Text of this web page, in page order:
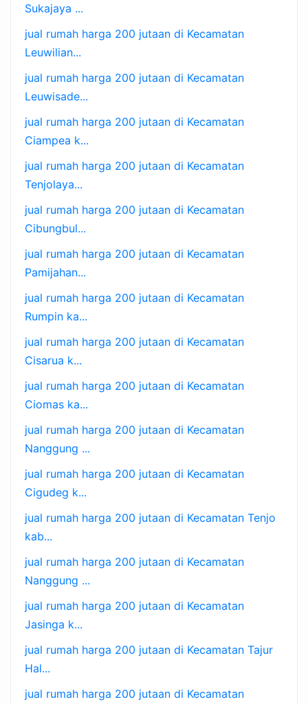
Sukajaya ...
jual rumah harga 200 jutaan di Kecamatan
Leuwilian...
jual rumah harga 200 jutaan di Kecamatan
Leuwisade...
jual rumah harga 200 jutaan di Kecamatan
Ciampea k...
jual rumah harga 200 jutaan di Kecamatan
Tenjolaya...
jual rumah harga 200 jutaan di Kecamatan
Cibungbul...
jual rumah harga 200 jutaan di Kecamatan
Pamijahan...
jual rumah harga 200 jutaan di Kecamatan
Rumpin ka...
jual rumah harga 200 jutaan di Kecamatan
Cisarua k...
jual rumah harga 200 jutaan di Kecamatan
Ciomas ka...
jual rumah harga 200 jutaan di Kecamatan
Nanggung ...
jual rumah harga 200 jutaan di Kecamatan
Cigudeg k...
jual rumah harga 200 jutaan di Kecamatan Tenjo
kab...
jual rumah harga 200 jutaan di Kecamatan
Nanggung ...
jual rumah harga 200 jutaan di Kecamatan
Jasinga k...
jual rumah harga 200 jutaan di Kecamatan Tajur
Hal...
jual rumah harga 200 jutaan di Kecamatan